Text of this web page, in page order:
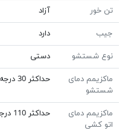
تن خور آزاد
جیب دارد
نوع شستشو دستی
ماکزیمم دمای
شستشو
حداکثر 30 درجه سانتی‌گراد
ماکزیمم دمای
اتو کشی
حداکثر 110 درجه سانتی‌گراد